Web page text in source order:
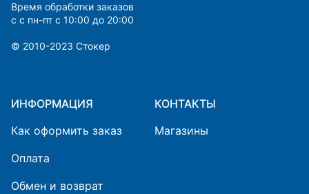
Время обработки заказов
с с пн-пт с 10:00 до 20:00
© 2010-2023 Cтокер
ИНФОРМАЦИЯ
Как оформить заказ
Оплата
Обмен и возврат
КОНТАКТЫ
Магазины